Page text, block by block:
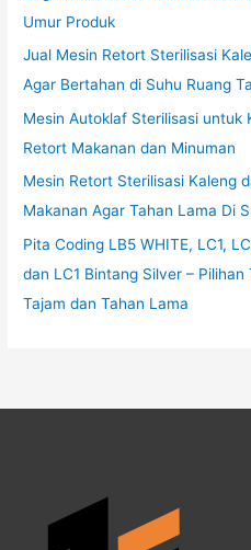
Umur Produk
Jual Mesin Retort Sterilisasi
Agar Bertahan di Suhu Ruang
Mesin Autoklaf Sterilisasi untuk
Retort Makanan dan Minuman
Mesin Retort Sterilisasi Kaleng
Makanan Agar Tahan Lama Di
Pita Coding LB5 WHITE, LC1,
dan LC1 Bintang Silver –
Tajam dan Tahan Lama